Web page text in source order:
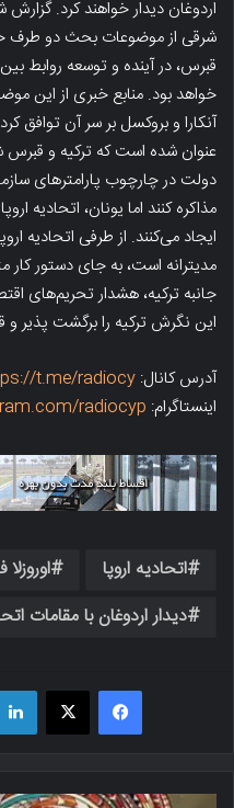
اردوغان دیدار خواهند کرد.
شرقی از موضوعات بحث دو طرف
قبرس، در آینده و توسعه روابط بین
خواهد بود. منابع خبری از این
آنکارا و بروکسل بر سر آن توافق
عنوان شده است که ترکیه و قبرس
دولت در چارچوب پارامترهای
مذاکره کنند اما یونان، اتحادیه
ایجاد می‌کنند. از طرفی اتحادیه
مدیترانه است، به جای دستور
جانبه ترکیه، هشدار تحریم‌های
این نگرش ترکیه را برگشت پذیر و
آدرس کانال:t.me/radiocy
اینستاگرام: radiocyp
اتحادیه اروپا
دیدار اردوغان با مقامات
فیسبوک X